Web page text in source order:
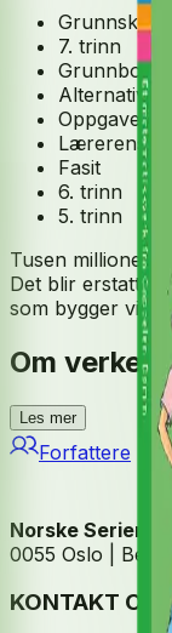
Grunnskole
7. trinn
Grunnbok
Alternativ
Lærerens
Fasit
6. trinn
5. trinn
Tusen millioner
Det blir erstattet
som bygger
Om verket
Les mer
Forfattere
Norske Serier
|
0055 Oslo |
KONTAKT OSS